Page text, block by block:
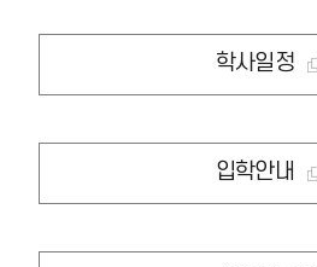
학사일정
입학안내